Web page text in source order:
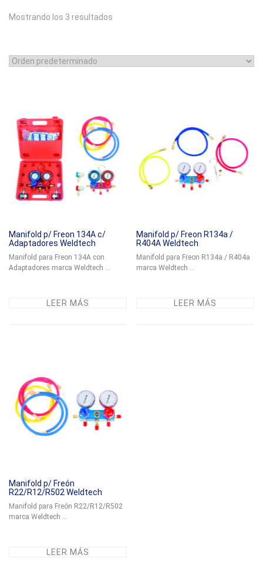
Mostrando los 3 resultados
Manifold p/ Freon 134A c/
Adaptadores Weldtech
Manifold para Freon 134A con
Adaptadores marca Weldtech ...
LEER MÁS
Manifold p/ Freon R134a /
R404A Weldtech
Manifold para Freon R134a / R404a
marca Weldtech ...
LEER MÁS
Manifold p/ Freón
R22/R12/R502 Weldtech
Manifold para Freón R22/R12/R502
marca Weldtech ...
LEER MÁS